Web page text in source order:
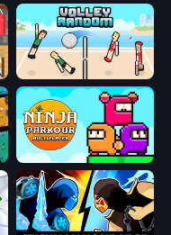
Volley Random
Ninja Parkour Multiplayer